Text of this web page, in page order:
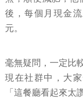
後，每個月現金
元。
毫無疑問，一定比
現在社群中，大
「這餐廳看起來太